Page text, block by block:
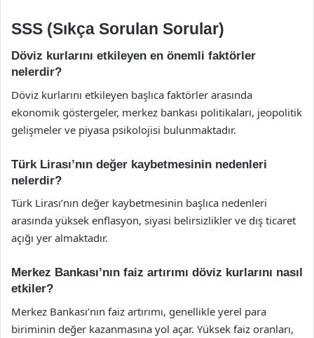
SSS (Sıkça Sorulan Sorular)
Döviz kurlarını etkileyen en önemli faktörler
nelerdir?
Döviz kurlarını etkileyen başlıca faktörler arasında
ekonomik göstergeler, merkez bankası politikaları, jeopolitik
gelişmeler ve piyasa psikolojisi bulunmaktadır.
Türk Lirası’nın değer kaybetmesinin nedenleri
nelerdir?
Türk Lirası’nın değer kaybetmesinin başlıca nedenleri
arasında yüksek enflasyon, siyasi belirsizlikler ve dış ticaret
açığı yer almaktadır.
Merkez Bankası’nın faiz artırımı döviz kurlarını nasıl
etkiler?
Merkez Bankası’nın faiz artırımı, genellikle yerel para
biriminin değer kazanmasına yol açar. Yüksek faiz oranları,